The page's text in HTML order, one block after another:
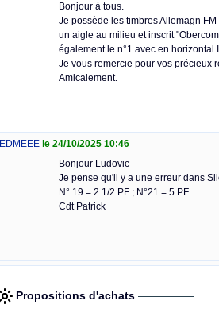
Bonjour à tous.
Je possède les timbres Allemagn
un aigle au milieu et inscrit
également le n°1 avec en horizontal
Je vous remercie pour vos précieux
Amicalement.
EDMEEE le 24/10/2025 10:46
Bonjour Ludovic
Je pense qu'il y a une erreur dans
N° 19 = 2 1/2 PF ; N°21 = 5 PF
Cdt Patrick
Propositions d'achats